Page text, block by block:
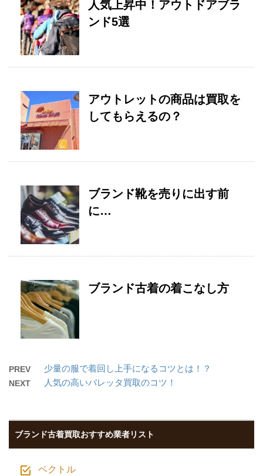
人気上昇中！アウトドアブラ
ンド5選
アウトレットの商品は買取を
してもらえるの？
ブランド靴を売りに出す前
に…
ブランド古着の着こなし方
PREV 少量の服で着回し上手になるコツとは！？
NEXT 人気の高いバレッタ買取のコツ！
ブランド古着買取おすすめ業者リスト
ベクトル